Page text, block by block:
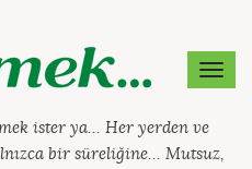
ister ya… Her yerden ve
bir süreliğine… Mutsuz,